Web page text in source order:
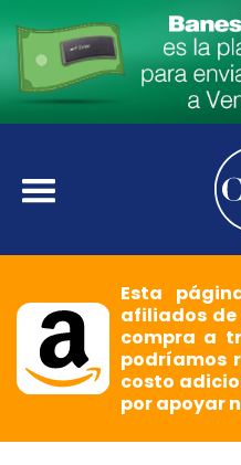
Esta
afiliados
compra a
podríamos
costo
por apoyar